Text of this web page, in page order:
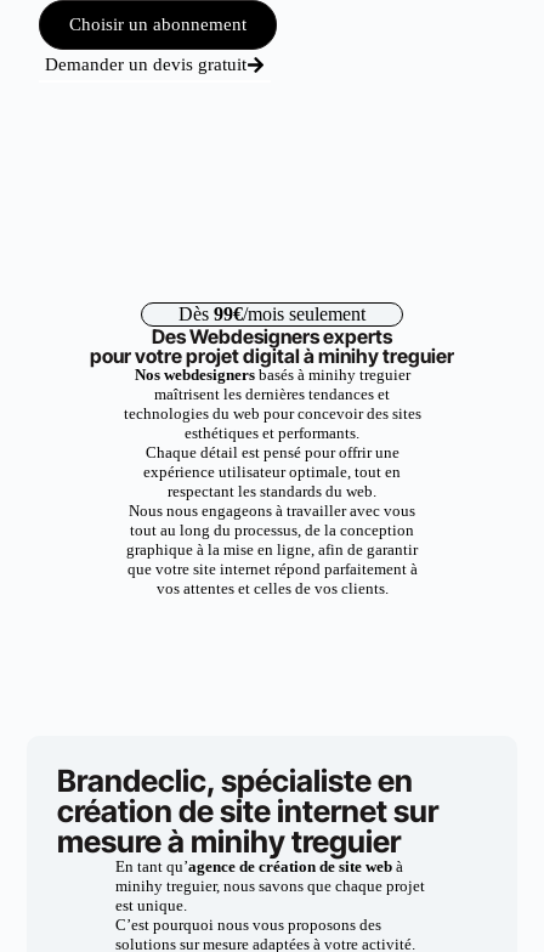
Choisir un abonnement
Demander un devis gratuit
Dès 99€/mois seulement
Des Webdesigners experts
pour votre projet digital à minihy treguier
Nos webdesignersbasés à minihy treguier
maîtrisent les dernières tendances et
technologies du web pour concevoir des sites
esthétiques et performants.
Chaque détail est pensé pour offrir une
expérience utilisateur optimale, tout en
respectant les standards du web.
Nous nous engageons à travailler avec vous
tout au long du processus, de la conception
graphique à la mise en ligne, afin de garantir
que votre site internet répond parfaitement à
vos attentes et celles de vos clients.
Brandeclic, spécialiste en
création de site internet sur
mesure à minihy treguier
En tant qu’agence de création de site webà
minihy treguier, nous savons que chaque projet
est unique.
C’est pourquoi nous vous proposons des
solutions sur mesure adaptées à votre activité.